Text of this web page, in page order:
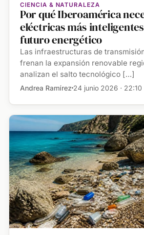
CIENCIA & NATURALEZA
Por qué Iberoamérica
eléctricas más
futuro energético
Las infraestructuras de
frenan la expansión renovable
analizan el salto tecnológico […]
Andrea Ramírez 24 junio 2026 · 22:10